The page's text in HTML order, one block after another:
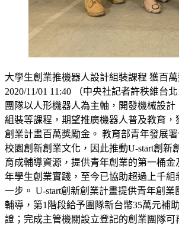
大學生創業推機器人設計組裝課程 獲百萬
2020/11/01 11:40 （中央社記者許秩維台
團隊以人形機器人為主軸，開發機械設計
組裝等課程，期望推廣機器人普及教育，
創業計畫百萬獎勵金。 教育部青年發展
校園創新創業文化，因此推動U-start創新
育成輔導資源，提供青年創業的第一桶金
年學生創業實踐，至今已協助超過上千組
一步。 U-start創新創業計畫提供青年創
輔導，第1階段給予團隊新台幣35萬元補
證；完成主管機關設立登記的創業團隊可